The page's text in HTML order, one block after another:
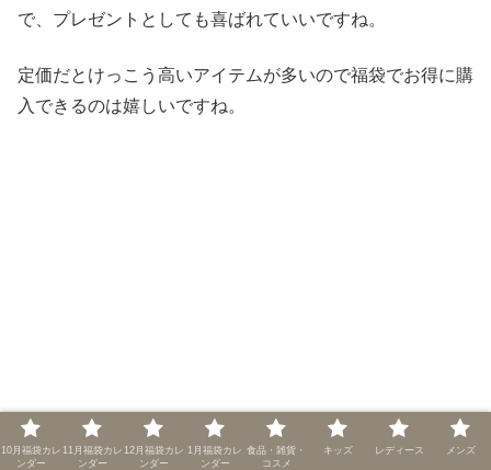
で、プレゼントとしても喜ばれていいですね。
定価だとけっこう高いアイテムが多いので福袋でお得に購
入できるのは嬉しいですね。
10月福袋カレ
ンダー
11月福袋カレ
ンダー
12月福袋カレ
ンダー
1月福袋カレ
ンダー
食品・雑貨・
コスメ
キッズ レディース メンズ